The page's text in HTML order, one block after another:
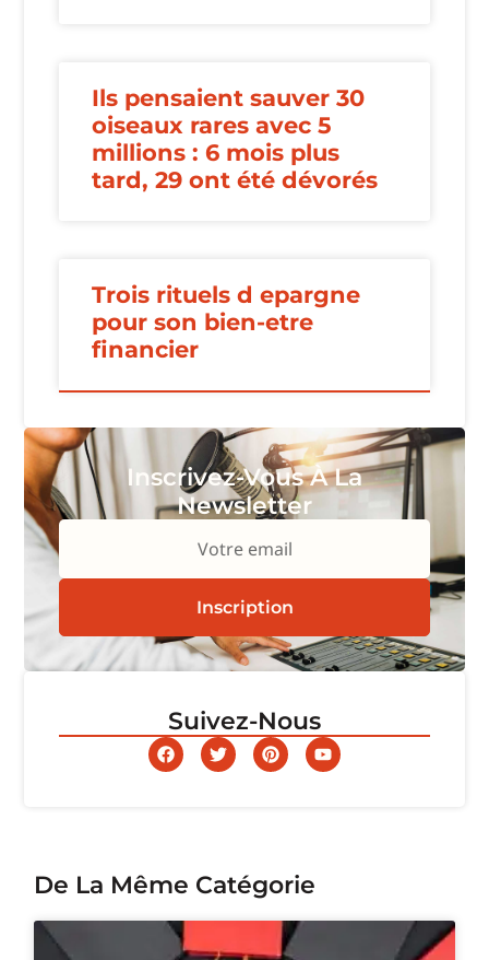
Ils pensaient sauver 30
oiseaux rares avec 5
millions : 6 mois plus
tard, 29 ont été dévorés
Trois rituels d epargne
pour son bien-etre
financier
Inscrivez-Vous À La
Newsletter
Votre email
Inscription
Suivez-Nous
De La Même Catégorie